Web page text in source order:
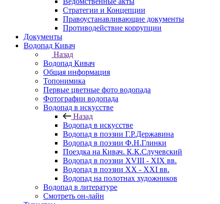
Стратегии и Концепции
Правоустанавливающие документы
Противодействие коррупции
Документы
Водопад Кивач
Назад
Водопад Кивач
Общая информация
Топонимика
Первые цветные фото водопада
Фотографии водопада
Водопад в искусстве
Назад
Водопад в искусстве
Водопад в поэзии Г.Р.Державина
Водопад в поэзии Ф.Н.Глинки
Поездка на Кивач. К.К.Случевский
Водопад в поэзии XVIII - XIX вв.
Водопад в поэзии XX - XXI вв.
Водопад на полотнах художников
Водопад в литературе
Смотреть он-лайн